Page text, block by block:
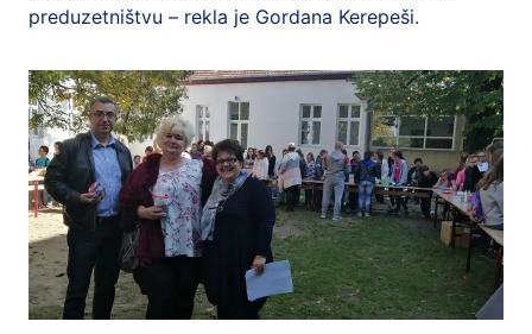
preduzetništvu – rekla je Gordana Kerepeši.